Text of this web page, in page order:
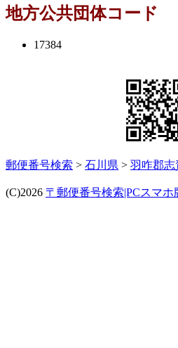
地方公共団体コード
17384
郵便番号検索 > 石川県 > 羽咋郡志
(C)2026 〒郵便番号検索|PCスマホ